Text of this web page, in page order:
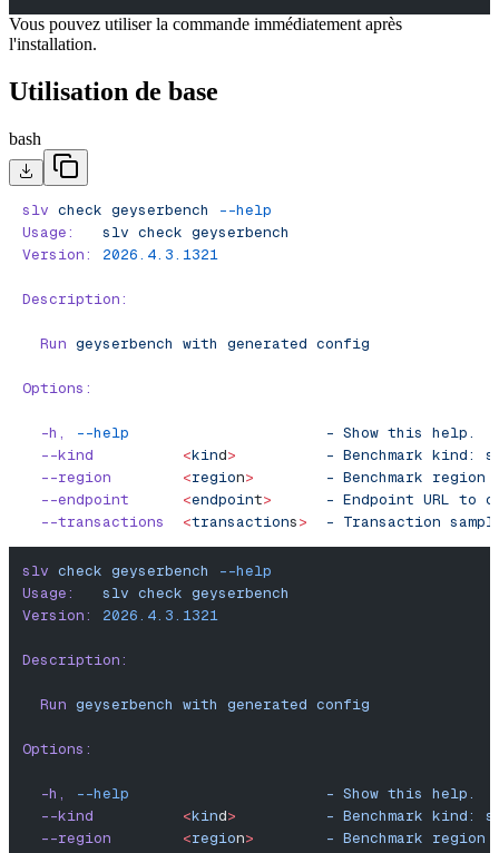
Vous pouvez utiliser la commande immédiatement après
l'installation.
Utilisation de base
bash
slv check geyserbench
--help
Usage:
   slv
check geyserbench
Version:
2026.4.3.1321
Description:
  Run
geyserbench with generated config
Options:
  -h,
--help
                      -
Show this help.
  --kind
          <
kind>
          -
Benchmark kind:
  --region
        <
region>
        -
Benchmark region
  --endpoint
      <
endpoint>
      -
Endpoint URL to
  --transactions
  <
transactions>
  -
Transaction
slv check geyserbench
--help
Usage:
   slv
check geyserbench
Version:
2026.4.3.1321
Description:
  Run
geyserbench with generated config
Options:
  -h,
--help
                      -
Show this help.
  --kind
          <
kind>
          -
Benchmark kind:
  --region
        <
region>
        -
Benchmark region